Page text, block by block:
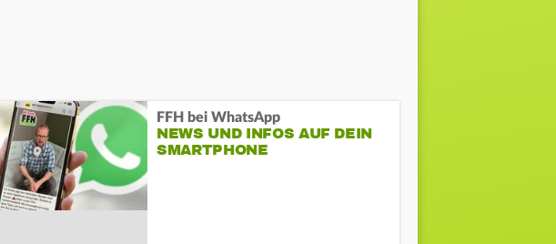
FFH bei WhatsApp
NEWS UND INFOS AUF DEIN
SMARTPHONE